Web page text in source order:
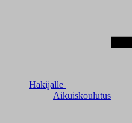
Hakijalle
Aikuiskoulutus